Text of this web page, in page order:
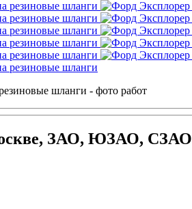
шланги - фото работ
ЗАО, ЮЗАО, СЗАО